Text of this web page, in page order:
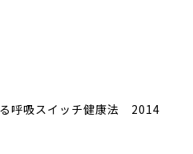
呼吸スイッチ健康法 2014